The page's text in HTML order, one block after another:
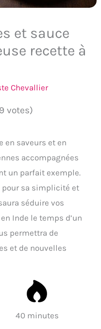
et sauce
recette à
Chevallier
votes)
en saveurs et en
accompagnées
un parfait exemple.
pour sa simplicité et
séduire vos
Inde le temps d’un
permettra de
et de nouvelles
40 minutes